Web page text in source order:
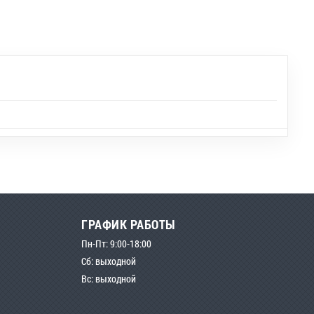
ГРАФИК РАБОТЫ
Пн-Пт: 9:00-18:00
Сб: выходной
Вс: выходной